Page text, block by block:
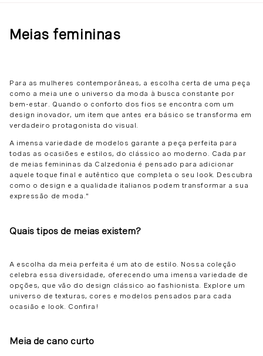
Meias femininas
Para as mulheres contemporâneas, a escolha certa de uma peça
como a meia une o universo da moda à busca constante por
bem-estar. Quando o conforto dos fios se encontra com um
design inovador, um item que antes era básico se transforma em
verdadeiro protagonista do visual.
A imensa variedade de modelos garante a peça perfeita para
todas as ocasiões e estilos, do clássico ao moderno. Cada par
de meias femininas da Calzedonia é pensado para adicionar
aquele toque final e autêntico que completa o seu look. Descubra
como o design e a qualidade italianos podem transformar a sua
expressão de moda."
Quais tipos de meias existem?
A escolha da meia perfeita é um ato de estilo. Nossa coleção
celebra essa diversidade, oferecendo uma imensa variedade de
opções, que vão do design clássico ao fashionista. Explore um
universo de texturas, cores e modelos pensados para cada
ocasião e look. Confira!
Meia de cano curto